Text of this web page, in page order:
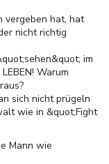
vergeben hat, hat
nicht richtig
im
Warum
sich nicht prügeln
wie in &quot;Fight
Mann wie